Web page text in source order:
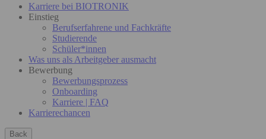
Karriere bei BIOTRONIK
Einstieg
Berufserfahrene und Fachkräfte
Studierende
Schüler*innen
Was uns als Arbeitgeber ausmacht
Bewerbung
Bewerbungsprozess
Onboarding
Karriere | FAQ
Karrierechancen
Back